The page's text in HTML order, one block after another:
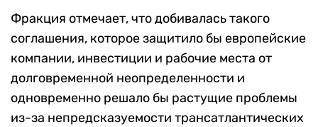
Фракция отмечает, что добивалась такого
соглашения, которое защитило бы европейские
компании, инвестиции и рабочие места от
долговременной неопределенности и
одновременно решало бы растущие проблемы
из-за непредсказуемости трансатлантических